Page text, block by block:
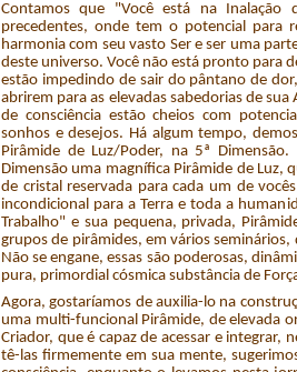
Contamos que "Você está na Inalação
precedentes, onde tem o potencial para
harmonia com seu vasto Ser e ser uma
deste universo. Você não está pronto para
estão impedindo de sair do pântano de
abrirem para as elevadas sabedorias de
de consciência estão cheios com
sonhos e desejos. Há algum tempo,
Pirâmide de Luz/Poder, na 5ª
Dimensão uma magnífica Pirâmide de Luz,
de cristal reservada para cada um de
incondicional para a Terra e toda a
Trabalho" e sua pequena, privada,
grupos de pirâmides, em vários
Não se engane, essas são poderosas,
pura, primordial cósmica substância de
Agora, gostaríamos de auxilia-lo na
uma multi-funcional Pirâmide, de elevada
Criador, que é capaz de acessar e integrar,
tê-las firmemente em sua mente,